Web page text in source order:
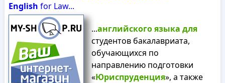
English for Law...
...английскогоязыка для
студентов бакалавриата,
обучающихся по
направлению подготовки
«Юриспруденция», а также